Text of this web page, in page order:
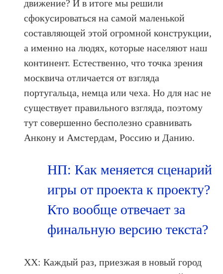
движение? И в итоге мы решили
сфокусироваться на самой маленькой
составляющей этой огромной конструкции,
а именно на людях, которые населяют наш
континент. Естественно, что точка зрения
москвича отличается от взгляда
португальца, немца или чеха. Но для нас не
существует правильного взгляда, поэтому
тут совершенно бесполезно сравнивать
Анкону и Амстердам, Россию и Данию.
НП: Как меняется сценарий
игры от проекта к проекту?
Кто вообще отвечает за
финальную версию текста?
ХХ: Каждый раз, приезжая в новый город